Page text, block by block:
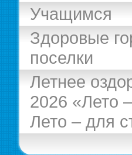
Учащимся
Здоровые
поселки
Летнее
2026 «Лето
Лето – для